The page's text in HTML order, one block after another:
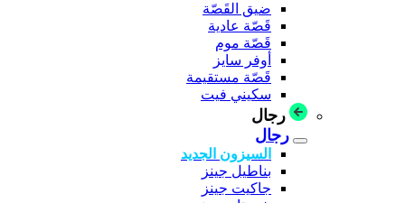
ضيق القَصّة
قَصّة عادية
قَصّة موم
أوفر سايز
قَصّة مستقيمة
سكيني فيت
رجال
رجال
السيزون الجديد
بناطيل جينز
جاكيت جينز